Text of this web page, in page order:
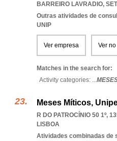
BARREIRO LAVRADIO,
Outras atividades de
UNIP
Ver empresa Ver
Matches in the search for:
Activity categories: ...
Meses Míticos,
R DO PATROCÍNIO 50 1º,
LISBOA
Atividades combinadas de